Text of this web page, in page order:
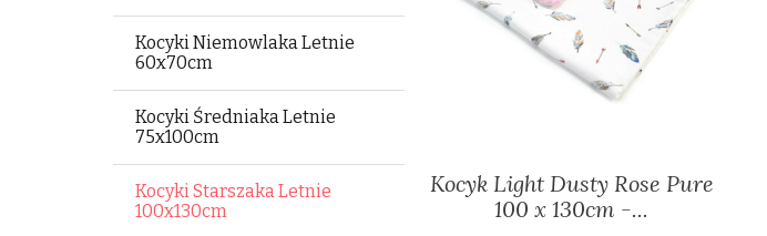
Kocyki Niemowlaka Letnie
60x70cm
Kocyki Średniaka Letnie
75x100cm
Kocyki Starszaka Letnie
100x130cm
Kocyk Light Dusty Rose Pure
100 x 130cm -...